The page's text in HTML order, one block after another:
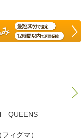
QUEENS
ィグマ）